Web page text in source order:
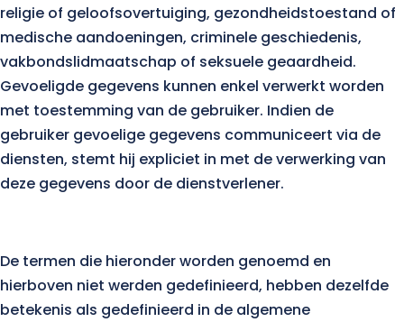
religie of geloofsovertuiging, gezondheidstoestand of
medische aandoeningen, criminele geschiedenis,
vakbondslidmaatschap of seksuele geaardheid.
Gevoeligde gegevens kunnen enkel verwerkt worden
met toestemming van de gebruiker. Indien de
gebruiker gevoelige gegevens communiceert via de
diensten, stemt hij expliciet in met de verwerking van
deze gegevens door de dienstverlener.
De termen die hieronder worden genoemd en
hierboven niet werden gedefinieerd, hebben dezelfde
betekenis als gedefinieerd in de algemene